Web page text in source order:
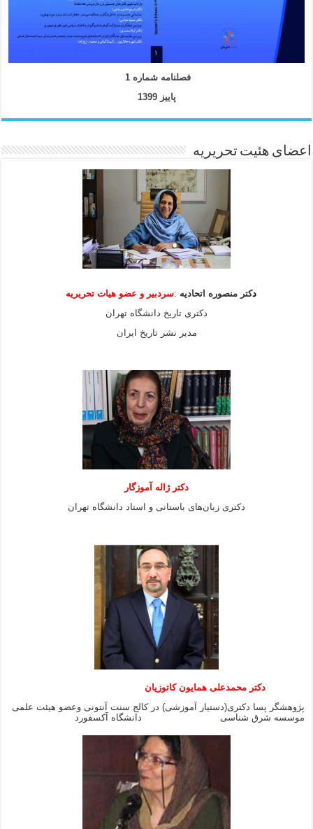
فصلنامه شماره 1
پاییز 1399
اعضای هئیت تحریریه
دکتر منصوره اتحادیه :سردبیر و عضو هیاتتحریریه
دکتری تاریخ دانشگاه تهران
مدیر نشر تاریخ ایران
دکتر ژاله آموزگار
دکتری زبان‌های باستانی و استاد دانشگاه تهران
دکتر محمدعلی همایون کاتوزیان
پژوهشگر پسا دکتری(دستیار آموزشی) در کالج سنت آنتونی وعضو هیئت علمی
موسسه شرق شناسی دانشگاه آکسفورد